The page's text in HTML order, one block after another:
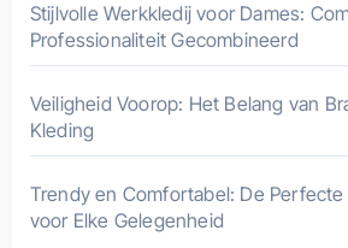
Stijlvolle Werkkledij voor Dames:
Professionaliteit Gecombineerd
Veiligheid Voorop: Het Belang van
Kleding
Trendy en Comfortabel: De Perfecte
voor Elke Gelegenheid